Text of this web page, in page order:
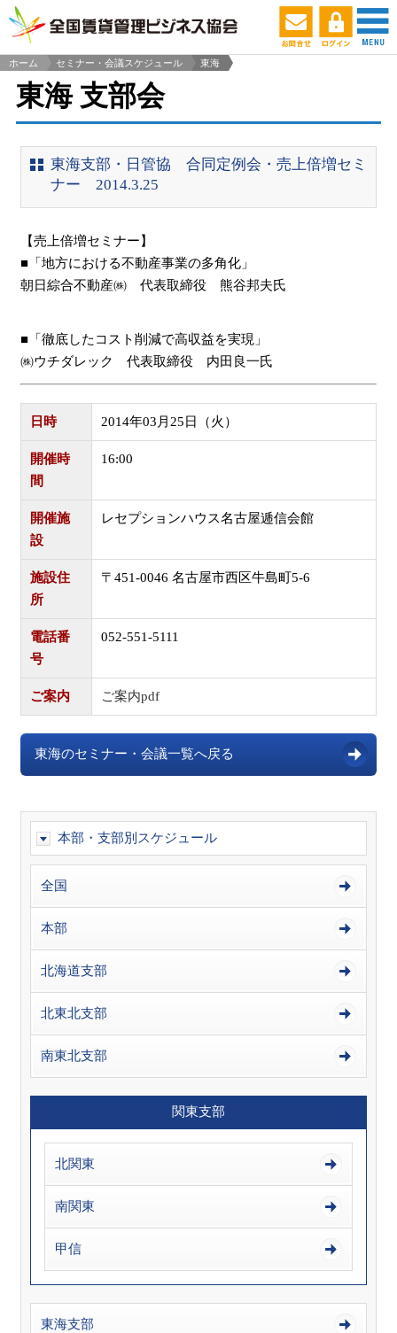
ホーム
セミナー・会議スケジュール
>
東海
東海 支部会
東海支部・日管協 合同定例会・売上倍増セミ
ナー 2014.3.25
【売上倍増セミナー】
■「地方における不動産事業の多角化」
朝日綜合不動産㈱ 代表取締役 熊谷邦夫氏
■「徹底したコスト削減で高収益を実現」
㈱ウチダレック 代表取締役 内田良一氏
日時 2014年03月25日（火）
開催時
間
16:00
開催施
設
レセプションハウス名古屋逓信会館
施設住
所
〒451-0046 名古屋市西区牛島町5-6
電話番
号
052-551-5111
ご案内 ご案内pdf
東海のセミナー・会議一覧へ戻る
本部・支部別スケジュール
全国
本部
北海道支部
北東北支部
南東北支部
関東支部
北関東
南関東
甲信
東海支部